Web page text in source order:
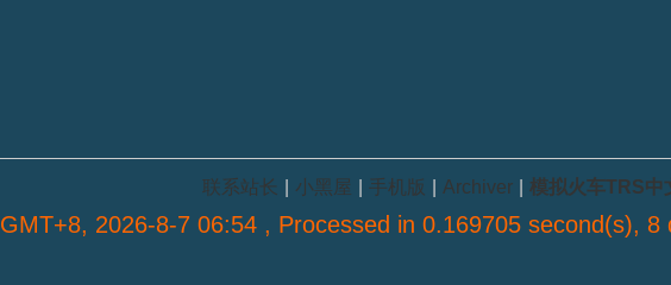
联系站长 小黑屋 手机版 Archiver 模拟火车TRS中
GMT+8, 2026-8-7 06:54 , Processed in 0.169705 second(s), 8